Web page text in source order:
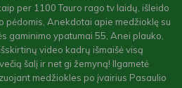
per 1100 Tauro rago tv laidų, išleido
pėdomis, Anekdotai apie medžioklę su
gaminimo ypatumai 55, Anei plauko,
video kadrų išmaišė visą
šalį ir net gi žemyną! Ilgametė
medžiokles po įvairius Pasaulio